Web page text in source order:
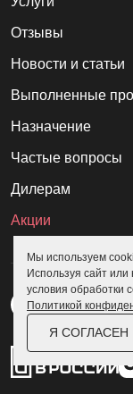
Отзывы
Новости и статьи
Выполненные
Назначение
Частые вопросы
Дилерам
Акции
Мы используем
Используя сайт
условия обработки
Политикой
Я СОГЛАСЕН